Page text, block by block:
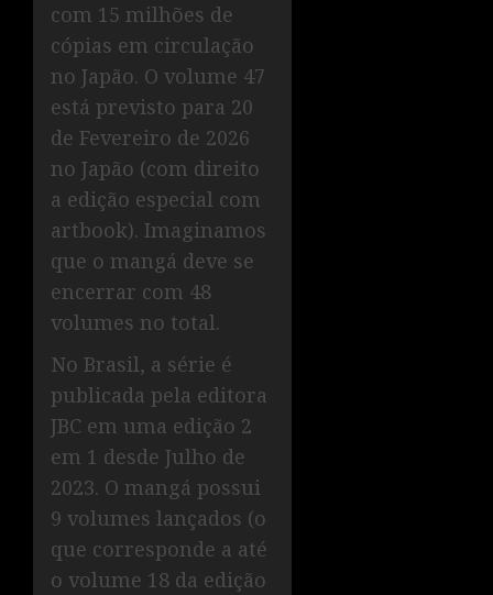
com 15 milhões de
cópias em circulação
no Japão. O volume 47
está previsto para 20
de Fevereiro de 2026
no Japão (com direito
a edição especial com
artbook). Imaginamos
que o mangá deve se
encerrar com 48
volumes no total.
No Brasil, a série é
publicada pela editora
JBC em uma edição 2
em 1 desde Julho de
2023. O mangá possui
9 volumes lançados (o
que corresponde a até
o volume 18 da edição